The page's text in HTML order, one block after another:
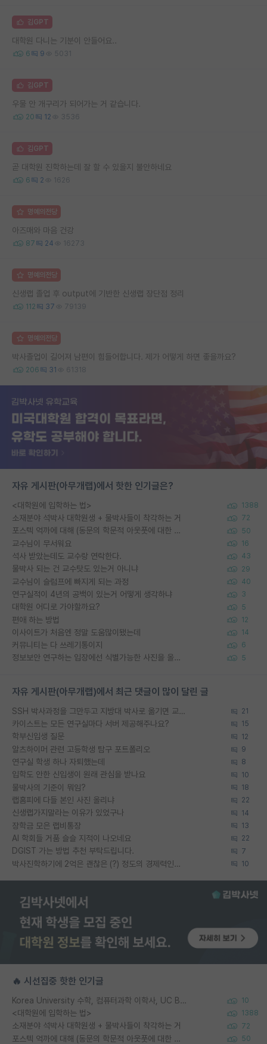
김GPT
대학원 다니는 기분이 안들어요..
6 9 5031
김GPT
우물 안 개구리가 되어가는 거 같습니다.
20 12 3536
김GPT
곧 대학원 진학하는데 잘 할 수 있을지 불안하네요
6 2 1626
명예의전당
아즈매와 마음 건강
87 24 16273
명예의전당
신생랩 졸업 후 output에 기반한 신생랩 장단점 정리
112 37 79139
명예의전당
박사졸업이 길어져 남편이 힘들어합니다. 제가 어떻게 하면 좋을까요?
206 31 61318
자유 게시판(아무개랩)에서 핫한 인기글은?
<대학원에 입학하는 법> 1388
소재분야 석박사 대학원생 + 물박사들이 착각하는 거 72
포스텍 억까에 대해 (동문의 학문적 아웃풋에 대한 반박) 50
교수님이 무서워요 16
석사 받았는데도 교수랑 연락한다. 43
물박사 되는 건 교수탓도 있는거 아니냐 29
교수님이 슬럼프에 빠지게 되는 과정 40
연구실적이 4년의 공백이 있는거 어떻게 생각하냐 3
대학원 어디로 가야할까요? 5
편애 하는 방법 12
이사이트가 처음엔 정말 도움많이됐는데 14
커뮤니티는 다 쓰레기통이지 6
정보보안 연구하는 입장에선 식별가능한 사진을 올리는건 비추이긴함 5
자유 게시판(아무개랩)에서 최근 댓글이 많이 달린 글
SSH 박사과정을 그만두고 지방대 박사로 옮기면 교수의 꿈은 끝일까요? 21
카이스트는 모든 연구실마다 서버 제공해주나요? 15
학부신입생 질문 12
알츠하이머 관련 고등학생 탐구 포트폴리오 9
연구실 학생 하나 자퇴했는데 8
입학도 안한 신입생이 원래 관심을 받나요 10
물박사의 기준이 뭐임? 18
랩홈피에 다들 본인 사진 올리냐 22
신생랩가지말라는 이유가 있었구나 14
장학금 모은 랩비통장 13
AI 학회들 거품 슬슬 지적이 나오네요 22
DGIST 가는 방법 추천 부탁드립니다. 7
박사진학하기에 2억은 괜찮은 (?) 정도의 경제력인가요 10
🔥 시선집중 핫한 인기글
Korea University 수학, 컴퓨터과학 이학사, UC Berkeley 산업공학 대학원 공학박사가 되는 것은 쉽지 않겠죠? 10
<대학원에 입학하는 법> 1388
소재분야 석박사 대학원생 + 물박사들이 착각하는 거 72
포스텍 억까에 대해 (동문의 학문적 아웃풋에 대한 반박) 50